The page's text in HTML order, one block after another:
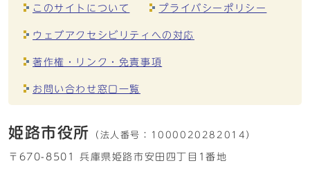
このサイトについて プライバシーポリシー
ウェブアクセシビリティへの対応
著作権・リンク・免責事項
お問い合わせ窓口一覧
姫路市役所 （法人番号： 1000020282014）
〒670-8501 兵庫県姫路市安田四丁目1番地